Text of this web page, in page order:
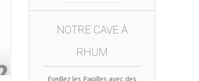
NOTRE CAVE À
RHUM
Eveillez les Papilles avec des